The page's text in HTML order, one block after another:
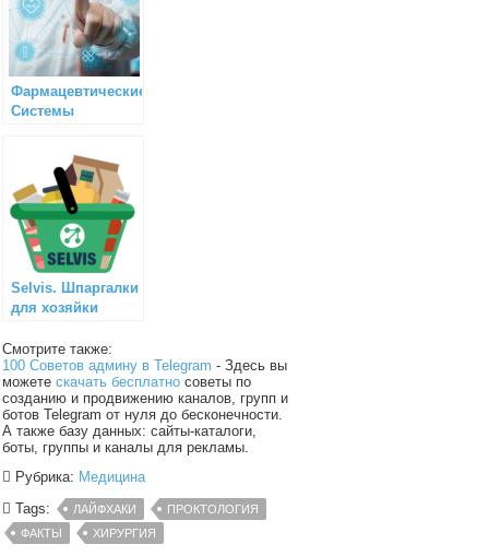
Фармацевтические
Системы
Selvis. Шпаргалки
для хозяйки
Смотрите также:
100 Советов админу в Telegram - Здесь вы
можетескачать бесплатно советы по
созданию и продвижению каналов, групп и
ботов Telegram от нуля до бесконечности.
А также базу данных: сайты-каталоги,
боты, группы и каналы для рекламы.
Рубрика: Медицина
Tags:
ЛАЙФХАКИ
ПРОКТОЛОГИЯ
ФАКТЫ
ХИРУРГИЯ